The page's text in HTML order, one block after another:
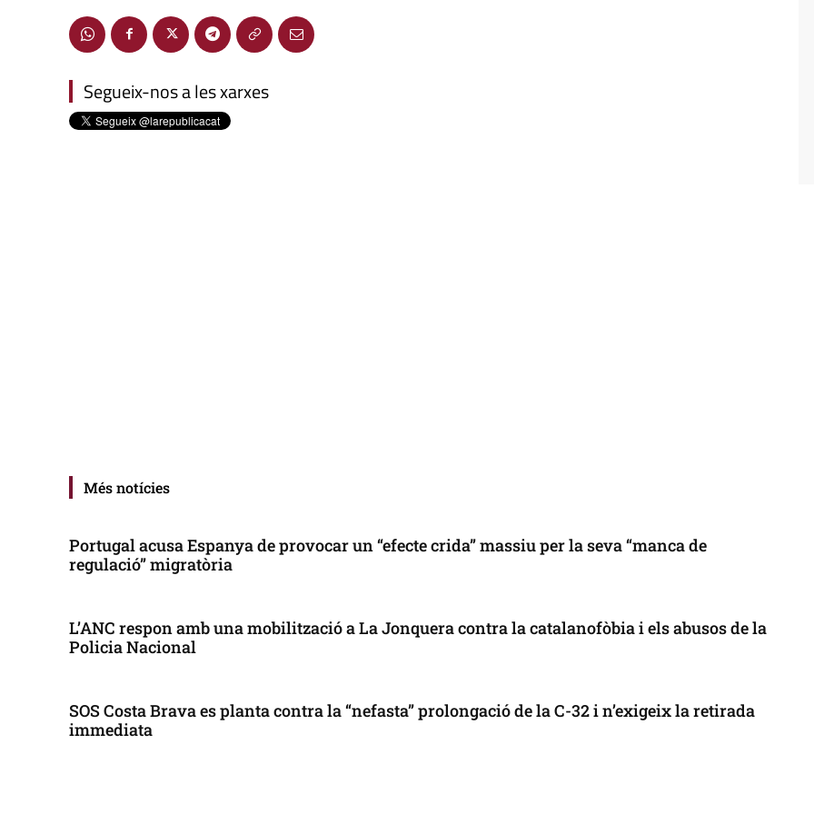
Segueix-nos a les xarxes
Més notícies
Portugal acusa Espanya de provocar un “efecte crida” massiu per la seva “manca de
regulació” migratòria
L’ANC respon amb una mobilització a La Jonquera contra la catalanofòbia i els abusos de la
Policia Nacional
SOS Costa Brava es planta contra la “nefasta” prolongació de la C-32 i n’exigeix la retirada
immediata